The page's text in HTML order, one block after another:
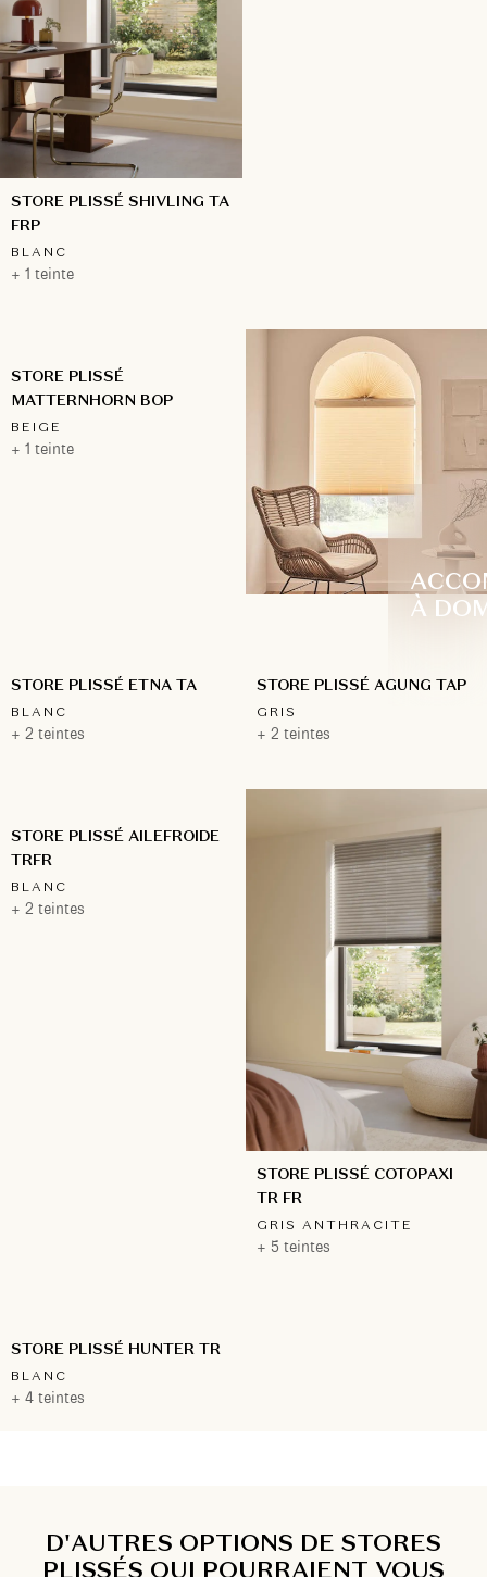
STORE PLISSÉ SHIVLING TA
FRP
BLANC
+ 1 teinte
STORE PLISSÉ
MATTERNHORN BOP
BEIGE
+ 1 teinte
À
STORE PLISSÉ ETNA TA
BLANC
+ 2 teintes
STORE PLISSÉ AGUNG TAP
GRIS
+ 2 teintes
STORE PLISSÉ AILEFROIDE
TRFR
BLANC
+ 2 teintes
STORE PLISSÉ COTOPAXI
TR FR
GRIS ANTHRACITE
+ 5 teintes
STORE PLISSÉ HUNTER TR
BLANC
+ 4 teintes
D'AUTRES OPTIONS DE STORES
PLISSÉS QUI POURRAIENT VOUS